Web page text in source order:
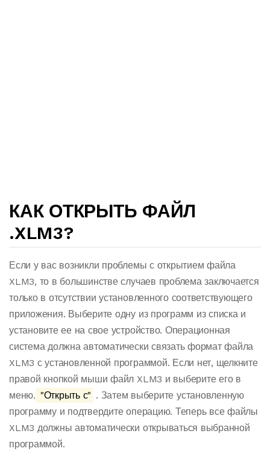
КАК ОТКРЫТЬ ФАЙЛ
.XLM3?
Если у вас возникли проблемы с открытием файла
XLM3, то в большинстве случаев проблема заключается
только в отсутствии установленного соответствующего
приложения. Выберите одну из программ из списка и
установите ее на свое устройство. Операционная
система должна автоматически связать формат файла
XLM3 с установленной программой. Если нет, щелкните
правой кнопкой мыши файл XLM3 и выберите его в
меню. "Открыть с" . Затем выберите установленную
программу и подтвердите операцию. Теперь все файлы
XLM3 должны автоматически открываться выбранной
программой.